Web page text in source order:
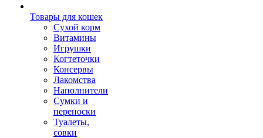
Товары для кошек
Cухой корм
Витамины
Игрушки
Когтеточки
Консервы
Лакомства
Наполнители
Сумки и
переноски
Туалеты,
совки